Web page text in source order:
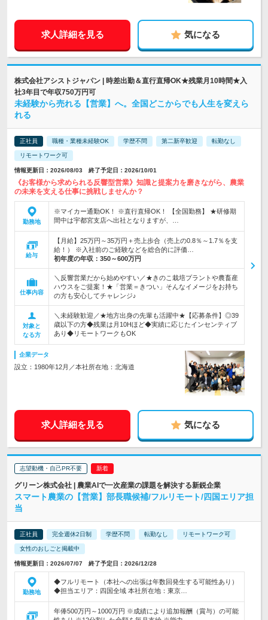
求人詳細を見る 気になる
株式会社アシストジャパン | 時差出勤＆直行直帰OK★残業月10時間★入
社3年目で年収750万円可
未経験から売れる【営業】へ。全国どこからでも人生を変えら
れる
正社員 職種・業種未経験OK 学歴不問 第二新卒歓迎 転勤なし
リモートワーク可
情報更新日：2026/08/03 終了予定日：2026/10/01
《お客様から求められる反響型営業》知識と提案力を磨きながら、農業
の未来を支える仕事に挑戦しませんか？
勤務地
※マイカー通勤OK！ ※直行直帰OK！ 【全国勤務】 ★研修期
間中は宇都宮支店へ出社となりますが、…
給与
【月給】25万円～35万円＋売上歩合（売上の0.8％～1.7％を支
給！） ※入社前のご経験などを総合的に評価…
初年度の年収： 350～600万円
仕事内容
＼反響営業だから始めやすい／★きのこ栽培プラントや農畜産
ハウスをご提案！★「営業＝きつい」そんなイメージをお持ち
の方も安心してチャレンジ♪
対象と
なる方
＼未経験歓迎／★地方出身の先輩も活躍中★【応募条件】◎39
歳以下の方◆残業は月10Hほど◆実績に応じたインセンティブ
あり◆リモートワークもOK
企業データ
設立：1980年12月／本社所在地：北海道
求人詳細を見る 気になる
志望動機・自己PR不要
グリーン株式会社 | 農業AIで一次産業の課題を解決する新鋭企業
スマート農業の【営業】部長職候補/フルリモート/四国エリア担
当
正社員 完全週休2日制 学歴不問 転勤なし リモートワーク可
女性のおしごと掲載中
情報更新日：2026/07/07 終了予定日：2026/12/28
勤務地
◆フルリモート（本社への出張は年数回発生する可能性あり）
◆担当エリア：四国全域 本社所在地：東京…
年俸500万円～1000万円 ※成績により追加報酬（賞与）の可能